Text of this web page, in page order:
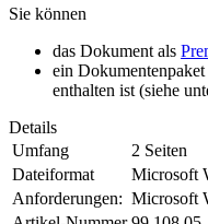
Sie können
das Dokument als
ein
enthalten ist (siehe
Details
Umfang
2 Seiten
Dateiformat
Microsoft
Anforderungen: Microsoft